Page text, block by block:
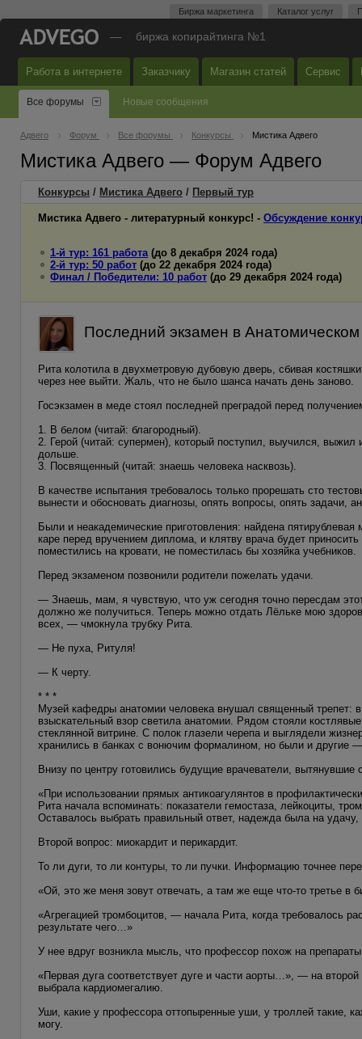
Биржа маркетинга Каталог услуг
— биржа копирайтинга №1
Работа в интернете Заказчику Магазин статей Сервис
Все форумы Новые сообщения
Адвего Форум Все форумы Конкурсы Мистика Адвего
Мистика Адвего — Форум Адвего
Конкурсы / Мистика Адвего / Первый тур
Мистика Адвего - литературный конкурс! - Обсуждение
1-й тур: 161 работа(до 8 декабря 2024 года)
2-й тур: 50 работ (до 22 декабря 2024 года)
Финал / Победители: 10 работ (до 29 декабря 2024 года)
Последний экзамен в
Рита колотила в двухметровую дубовую дверь, сбивая
через нее выйти. Жаль, что не было шанса начать день заново.
Госэкзамен в меде стоял последней преградой перед
1. В белом (читай: благородный).
2. Герой (читай: супермен), который поступил, выучился,
дольше.
3. Посвященный (читай: знаешь человека насквозь).
В качестве испытания требовалось только прорешать сто
вынести и обосновать диагнозы, опять вопросы, опять задачи,
Были и неакадемические приготовления: найдена
каре перед вручением диплома, и клятву врача будет
поместились на кровати, не поместилась бы хозяйка учебников.
Перед экзаменом позвонили родители пожелать удачи.
— Знаешь, мам, я чувствую, что уж сегодня точно пересдам
должно же получиться. Теперь можно отдать Лёльке мою
всех, — чмокнула трубку Рита.
— Не пуха, Ритуля!
— К черту.
* * *
Музей кафедры анатомии человека внушал священный трепет:
взыскательный взор светила анатомии. Рядом стояли
стеклянной витрине. С полок глазели черепа и выглядели
хранились в банках с вонючим формалином, но были и другие
Внизу по центру готовились будущие врачеватели,
«При использовании прямых антикоагулянтов в
Рита начала вспоминать: показатели гемостаза, лейкоциты,
Оставалось выбрать правильный ответ, надежда была на
Второй вопрос: миокардит и перикардит.
То ли дуги, то ли контуры, то ли пучки. Информацию точнее
«Ой, это же меня зовут отвечать, а там же еще что-то третье в
«Агрегацией тромбоцитов, — начала Рита, когда требовалось
результате чего…»
У нее вдруг возникла мысль, что профессор похож на
«Первая дуга соответствует дуге и части аорты…», — на
выбрала кардиомегалию.
Уши, какие у профессора оттопыренные уши, у троллей такие,
могу.